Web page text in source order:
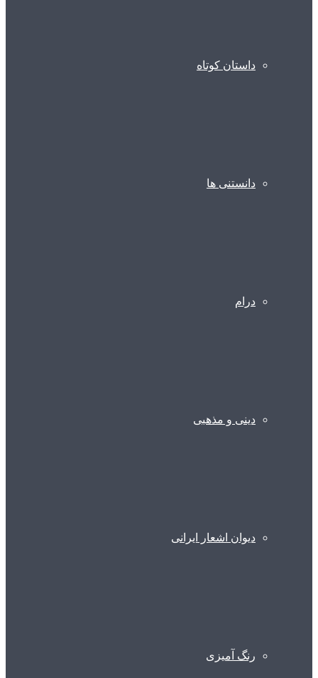
داستان کوتاه
دانستنی ها
درام
دینی و مذهبی
دیوان اشعار ایرانی
رنگ آمیزی